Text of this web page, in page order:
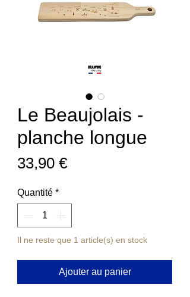
Le Beaujolais -
planche longue
33,90 €Prix
Quantité *
Il ne reste que 1 article(s) en stock
Ajouter au panier